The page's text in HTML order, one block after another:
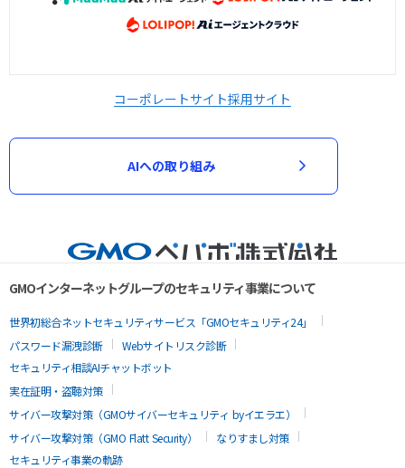
コーポレートサイト採用サイト
AIへの取り組み
GMOインターネットグループのセキュリティ事業について
世界初総合ネットセキュリティサービス「GMOセキュリティ24」
パスワード漏洩診断
Webサイトリスク診断
セキュリティ相談AIチャットボット
実在証明・盗聴対策
サイバー攻撃対策（GMOサイバーセキュリティ byイエラエ）
サイバー攻撃対策（GMO Flatt Security）
なりすまし対策
セキュリティ事業の軌跡